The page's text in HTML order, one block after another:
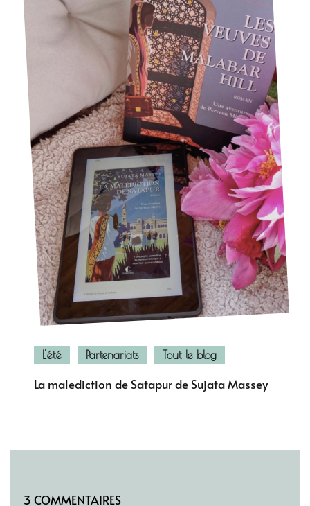
L'été Partenariats Tout le blog
La malediction de Satapur de Sujata Massey
3 COMMENTAIRES